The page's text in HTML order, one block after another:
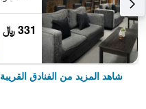
331 ﷼
شاهد المزيد من الفنادق القريبة